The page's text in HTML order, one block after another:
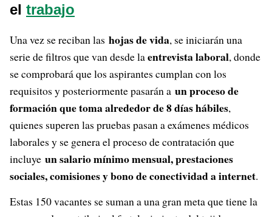
el trabajo
Una vez se reciban las hojas de vida, se iniciarán una
serie de filtros que van desde laentrevista laboral, donde
se comprobará que los aspirantes cumplan con los
requisitos y posteriormente pasarán a un proceso de
formación que toma alrededor de 8 días hábiles,
quienes superen las pruebas pasan a exámenes médicos
laborales y se genera el proceso de contratación que
incluye un salario mínimo mensual, prestaciones
sociales, comisiones y bono de conectividad a internet.
Estas 150 vacantes se suman a una gran meta que tiene la